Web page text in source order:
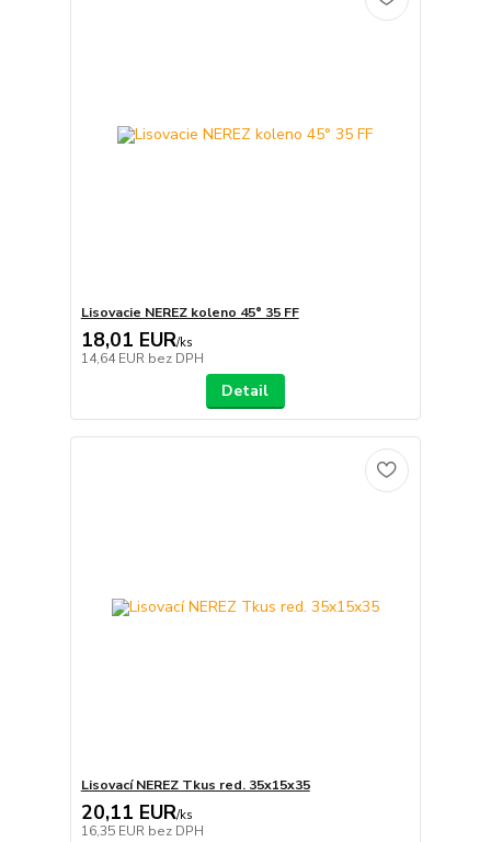
Lisovacie NEREZ koleno 45° 35 FF
18,01 EUR/ks
14,64 EUR bez DPH
Detail
Lisovací NEREZ Tkus red. 35x15x35
20,11 EUR/ks
16,35 EUR bez DPH